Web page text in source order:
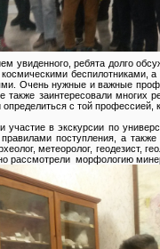
увиденного, ребята долго
беспилотниками,
Очень нужные и важные
также заинтересовали
определиться с той
участие в экскурсии по
поступления, а
метеоролог, геодезист,
рассмотрели морфологию